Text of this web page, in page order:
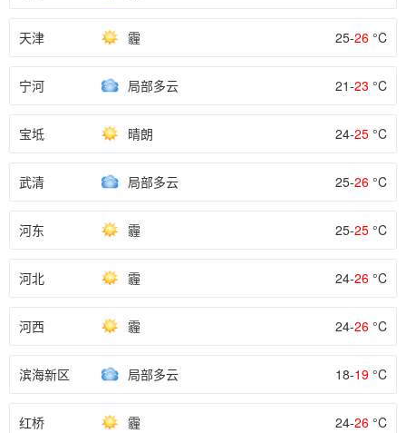
天津 霾 25-26 °C
宁河 局部多云 21-23 °C
宝坻 晴朗 24-25 °C
武清 局部多云 25-26 °C
河东 霾 25-25 °C
河北 霾 24-26 °C
河西 霾 24-26 °C
滨海新区 局部多云 18-19 °C
红桥 霾 24-26 °C